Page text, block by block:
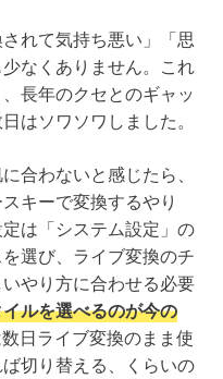
れて気持ち悪い」「思
なくありません。これ
長年のクセとのギャッ
はソワソワしました。
合わないと感じたら、
キーで変換するやり
は「システム設定」の
選び、ライブ変換のチ
やり方に合わせる必要
ルを選べるのが今の
日ライブ変換のまま使
切り替える、くらいの